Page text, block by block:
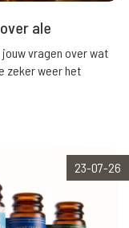
ale
vragen over wat
zeker weer het
23-07-26